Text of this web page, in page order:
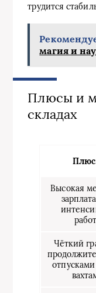
трудится
магия и
Плюсы и
складах
Высокая
Чёткий